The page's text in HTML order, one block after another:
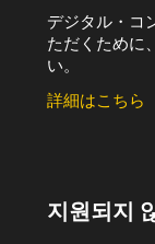
デジタル・コ
ただくために
い。
詳細はこちら
지원되지